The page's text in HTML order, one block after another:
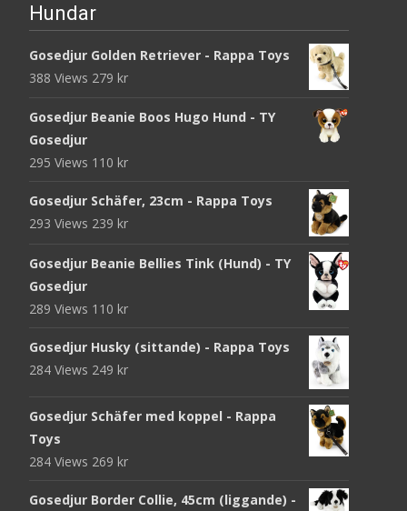
Hundar
Gosedjur Golden Retriever - Rappa Toys
388 Views 279 kr
Gosedjur Beanie Boos Hugo Hund - TY
Gosedjur
295 Views 110 kr
Gosedjur Schäfer, 23cm - Rappa Toys
293 Views 239 kr
Gosedjur Beanie Bellies Tink (Hund) - TY
Gosedjur
289 Views 110 kr
Gosedjur Husky (sittande) - Rappa Toys
284 Views 249 kr
Gosedjur Schäfer med koppel - Rappa
Toys
284 Views 269 kr
Gosedjur Border Collie, 45cm (liggande) -